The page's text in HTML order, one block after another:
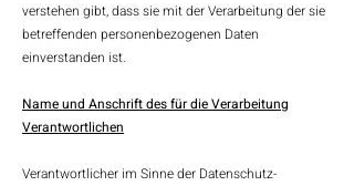
verstehen gibt, dass sie mit der Verarbeitung der sie
betreffenden personenbezogenen Daten
einverstanden ist.
Name und Anschrift des für die Verarbeitung
Verantwortlichen
Verantwortlicher im Sinne der Datenschutz-